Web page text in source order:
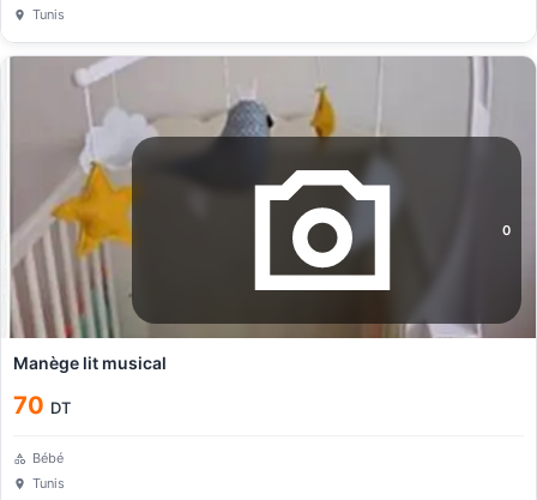
Tunis
0
Manège lit musical
70 DT
Bébé
Tunis